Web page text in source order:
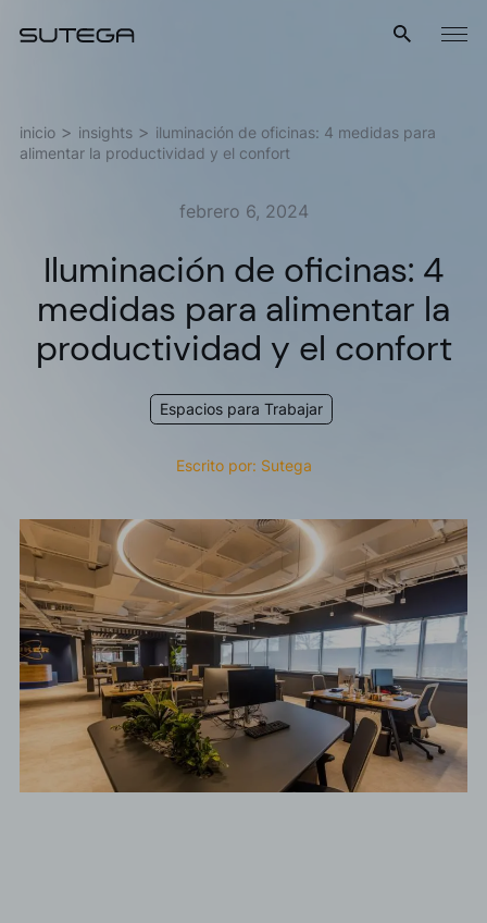
Menú
inicio insights
iluminación de oficinas: 4 medidas para
alimentar la productividad y el confort
febrero 6, 2024
Iluminación de oficinas: 4
medidas para alimentar la
productividad y el confort
Espacios para Trabajar
Escrito por: Sutega
Nombre*
Acepto las política de privacidad*
Deseo recibir información comercial, noticias, eventos y
servicios de Sutega.*